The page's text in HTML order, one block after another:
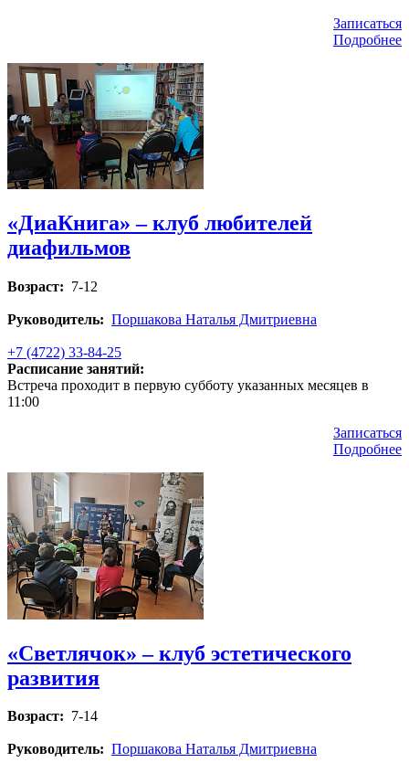
Записаться
Подробнее
«ДиаКнига» – клуб любителей
диафильмов
Возраст: 7-12
Руководитель: Поршакова Наталья Дмитриевна
+7 (4722) 33-84-25
Расписание занятий:
Встреча проходит в первую субботу указанных месяцев в
11:00
Записаться
Подробнее
«Светлячок» – клуб эстетического
развития
Возраст: 7-14
Руководитель: Поршакова Наталья Дмитриевна